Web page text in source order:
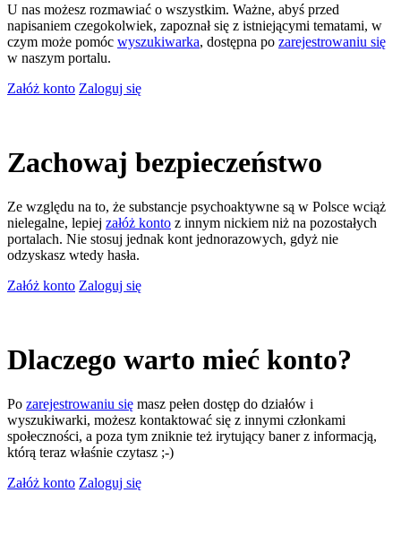
U nas możesz rozmawiać o wszystkim. Ważne, abyś przed
napisaniem czegokolwiek, zapoznał się z istniejącymi tematami, w
czym może pomóc wyszukiwarka, dostępna po zarejestrowaniu się
w naszym portalu.
Załóż konto Zaloguj się
Zachowaj bezpieczeństwo
Ze względu na to, że substancje psychoaktywne są w Polsce wciąż
nielegalne, lepiej załóż konto z innym nickiem niż na pozostałych
portalach. Nie stosuj jednak kont jednorazowych, gdyż nie
odzyskasz wtedy hasła.
Załóż konto Zaloguj się
Dlaczego warto mieć konto?
Po zarejestrowaniu się masz pełen dostęp do działów i
wyszukiwarki, możesz kontaktować się z innymi członkami
społeczności, a poza tym zniknie też irytujący baner z informacją,
którą teraz właśnie czytasz ;-)
Załóż konto Zaloguj się